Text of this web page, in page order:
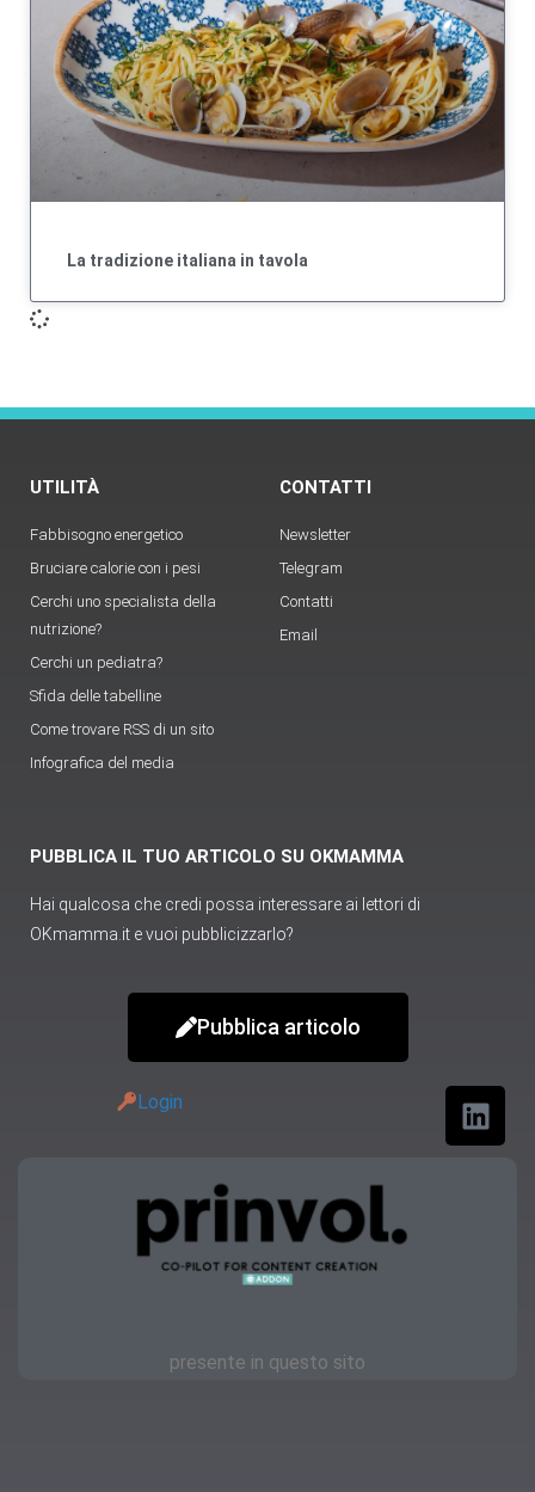
La tradizione italiana in tavola
UTILITÀ
Fabbisogno energetico
Bruciare calorie con i pesi
Cerchi uno specialista della
nutrizione?
Cerchi un pediatra?
Sfida delle tabelline
Come trovare RSS di un sito
Infografica del media
CONTATTI
Newsletter
Telegram
Contatti
Email
PUBBLICA IL TUO ARTICOLO SU OKMAMMA
Hai qualcosa che credi possa interessare ai lettori di
OKmamma.it e vuoi pubblicizzarlo?
Pubblica articolo
Login
presente in questo sito